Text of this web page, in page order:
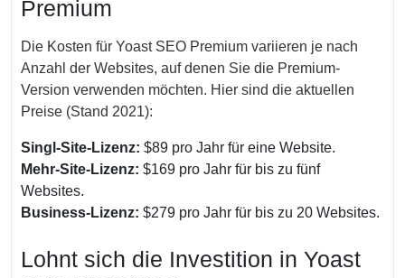
Premium
Die Kosten für Yoast SEO Premium variieren je nach
Anzahl der Websites, auf denen Sie die Premium-
Version verwenden möchten. Hier sind die aktuellen
Preise (Stand 2021):
Singl-Site-Lizenz: $89 pro Jahr für eine Website.
Mehr-Site-Lizenz: $169 pro Jahr für bis zu fünf
Websites.
Business-Lizenz: $279 pro Jahr für bis zu 20 Websites.
Lohnt sich die Investition in Yoast